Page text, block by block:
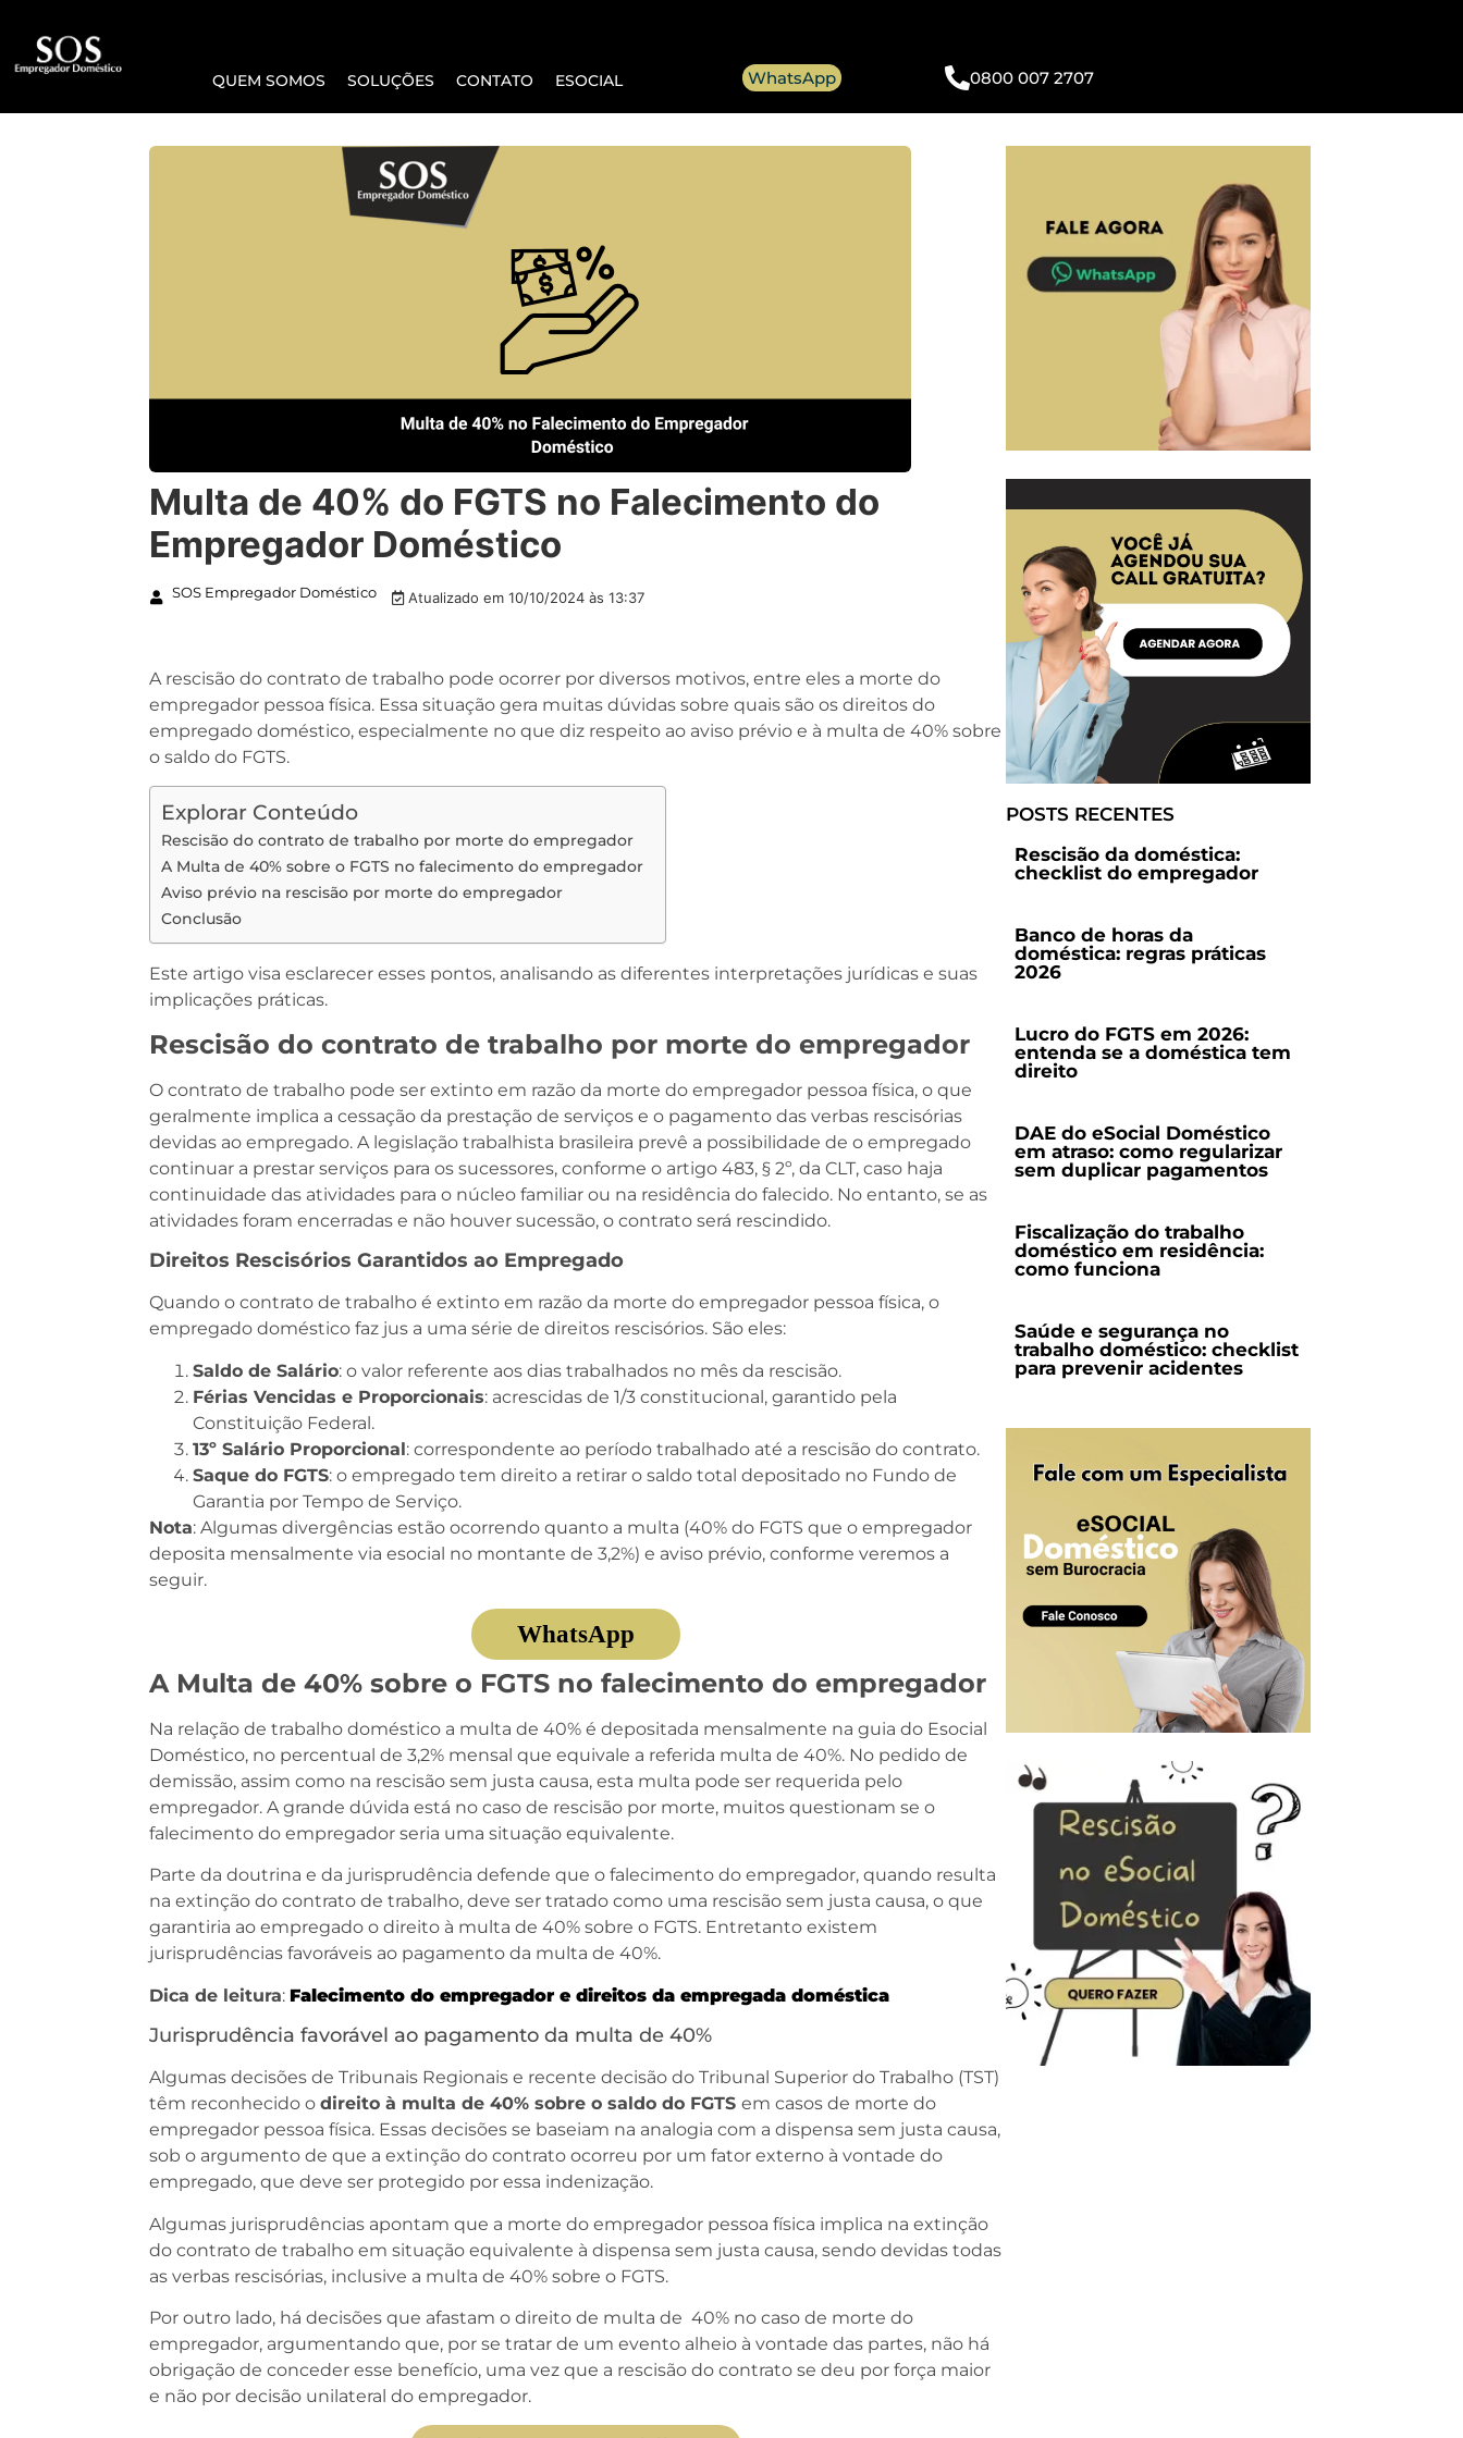
QUEM SOMOS SOLUÇÕES CONTATO ESOCIAL WhatsApp 0800 007 2707
Multa de 40% do FGTS no Falecimento do
Empregador Doméstico
SOS Empregador Doméstico Atualizado em 10/10/2024 às 13:37
A rescisão do contrato de trabalho pode ocorrer por diversos motivos, entre eles a morte do
empregador pessoa física. Essa situação gera muitas dúvidas sobre quais são os direitos do
empregado doméstico, especialmente no que diz respeito ao aviso prévio e à multa de 40% sobre
o saldo do FGTS.
Explorar Conteúdo
Rescisão do contrato de trabalho por morte do empregador
A Multa de 40% sobre o FGTS no falecimento do empregador
Aviso prévio na rescisão por morte do empregador
Conclusão
Este artigo visa esclarecer esses pontos, analisando as diferentes interpretações jurídicas e suas
implicações práticas.
Rescisão do contrato de trabalho por morte do empregador
O contrato de trabalho pode ser extinto em razão da morte do empregador pessoa física, o que
geralmente implica a cessação da prestação de serviços e o pagamento das verbas rescisórias
devidas ao empregado. A legislação trabalhista brasileira prevê a possibilidade de o empregado
continuar a prestar serviços para os sucessores, conforme o artigo 483, § 2º, da CLT, caso haja
continuidade das atividades para o núcleo familiar ou na residência do falecido. No entanto, se as
atividades foram encerradas e não houver sucessão, o contrato será rescindido.
Direitos Rescisórios Garantidos ao Empregado
Quando o contrato de trabalho é extinto em razão da morte do empregador pessoa física, o
empregado doméstico faz jus a uma série de direitos rescisórios. São eles:
Saldo de Salário: o valor referente aos dias trabalhados no mês da rescisão.
Férias Vencidas e Proporcionais: acrescidas de 1/3 constitucional, garantido pela
Constituição Federal.
13º Salário Proporcional: correspondente ao período trabalhado até a rescisão do contrato.
Saque do FGTS: o empregado tem direito a retirar o saldo total depositado no Fundo de
Garantia por Tempo de Serviço.
Nota: Algumas divergências estão ocorrendo quanto a multa (40% do FGTS que o empregador
deposita mensalmente via esocial no montante de 3,2%) e aviso prévio, conforme veremos a
seguir.
WhatsApp
A Multa de 40% sobre o FGTS no falecimento do empregador
Na relação de trabalho doméstico a multa de 40% é depositada mensalmente na guia do Esocial
Doméstico, no percentual de 3,2% mensal que equivale a referida multa de 40%. No pedido de
demissão, assim como na rescisão sem justa causa, esta multa pode ser requerida pelo
empregador. A grande dúvida está no caso de rescisão por morte, muitos questionam se o
falecimento do empregador seria uma situação equivalente.
Parte da doutrina e da jurisprudência defende que o falecimento do empregador, quando resulta
na extinção do contrato de trabalho, deve ser tratado como uma rescisão sem justa causa, o que
garantiria ao empregado o direito à multa de 40% sobre o FGTS. Entretanto existem
jurisprudências favoráveis ao pagamento da multa de 40%.
Dica de leitura: Falecimento do empregador e direitos da empregada doméstica
Jurisprudência favorável ao pagamento da multa de 40%
Algumas decisões de Tribunais Regionais e recente decisão do Tribunal Superior do Trabalho (TST)
têm reconhecido o direito à multa de 40% sobre o saldo do FGTS em casos de morte do
empregador pessoa física. Essas decisões se baseiam na analogia com a dispensa sem justa causa,
sob o argumento de que a extinção do contrato ocorreu por um fator externo à vontade do
empregado, que deve ser protegido por essa indenização.
Algumas jurisprudências apontam que a morte do empregador pessoa física implica na extinção
do contrato de trabalho em situação equivalente à dispensa sem justa causa, sendo devidas todas
as verbas rescisórias, inclusive a multa de 40% sobre o FGTS.
Por outro lado, há decisões que afastam o direito de multa de 40% no caso de morte do
empregador, argumentando que, por se tratar de um evento alheio à vontade das partes, não há
obrigação de conceder esse benefício, uma vez que a rescisão do contrato se deu por força maior
e não por decisão unilateral do empregador.
POSTS RECENTES
Rescisão da doméstica:
checklist do empregador
Banco de horas da
doméstica: regras práticas
2026
Lucro do FGTS em 2026:
entenda se a doméstica tem
direito
DAE do eSocial Doméstico
em atraso: como regularizar
sem duplicar pagamentos
Fiscalização do trabalho
doméstico em residência:
como funciona
Saúde e segurança no
trabalho doméstico: checklist
para prevenir acidentes